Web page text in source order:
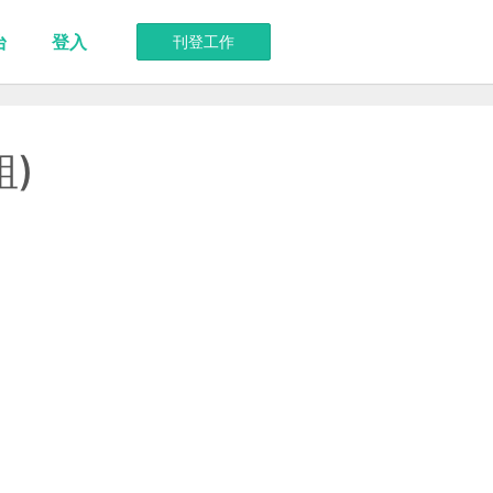
刊登工作
登入
)